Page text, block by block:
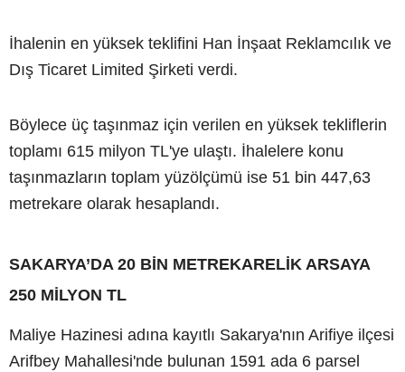
İhalenin en yüksek teklifini Han İnşaat Reklamcılık ve
Dış Ticaret Limited Şirketi verdi.
Böylece üç taşınmaz için verilen en yüksek tekliflerin
toplamı 615 milyon TL'ye ulaştı. İhalelere konu
taşınmazların toplam yüzölçümü ise 51 bin 447,63
metrekare olarak hesaplandı.
SAKARYA’DA 20 BİN METREKARELİK ARSAYA
250 MİLYON TL
Maliye Hazinesi adına kayıtlı Sakarya'nın Arifiye ilçesi
Arifbey Mahallesi'nde bulunan 1591 ada 6 parsel